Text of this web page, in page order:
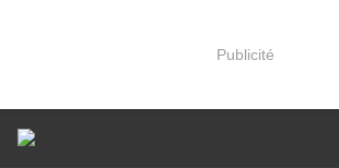
Publicité